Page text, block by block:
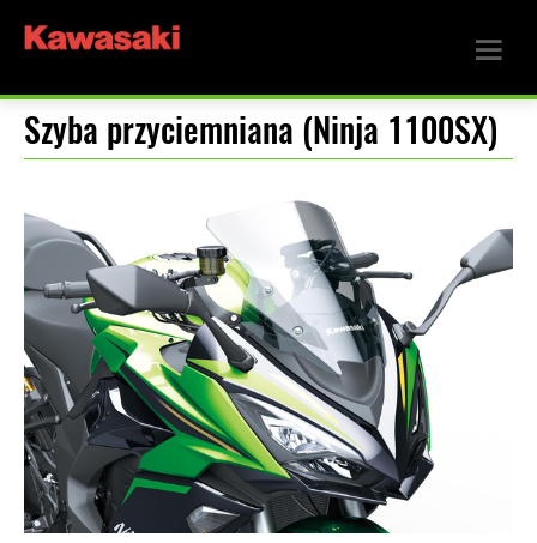
Szyba przyciemniana (Ninja 1100SX)